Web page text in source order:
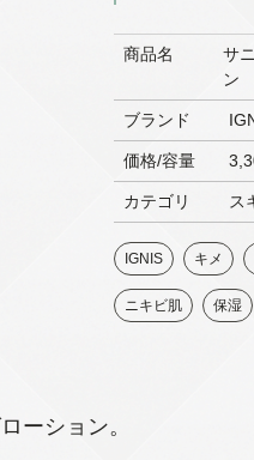
商品名
サ
ン
ブランド
価格/容量
カテゴリ ス
IGNIS キメ
ニキビ肌 保湿
ーション。